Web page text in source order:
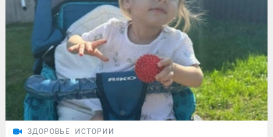
ЗДОРОВЬЕ ИСТОРИИ